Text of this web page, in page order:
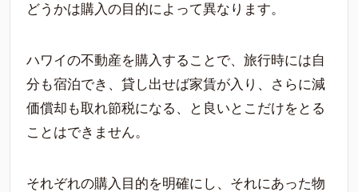
どうかは購入の目的によって異なります。
ハワイの不動産を購入することで、旅行時には自
分も宿泊でき、貸し出せば家賃が入り、さらに減
価償却も取れ節税になる、と良いとこだけをとる
ことはできません。
それぞれの購入目的を明確にし、それにあった物